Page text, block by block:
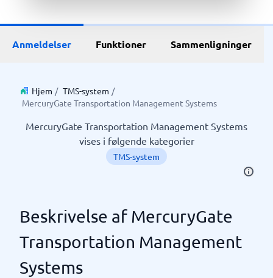
Anmeldelser Funktioner Sammenligninger
Hjem / TMS-system /
MercuryGate Transportation Management Systems
MercuryGate Transportation Management Systems
vises i følgende kategorier
TMS-system
Beskrivelse af MercuryGate
Transportation Management
Systems